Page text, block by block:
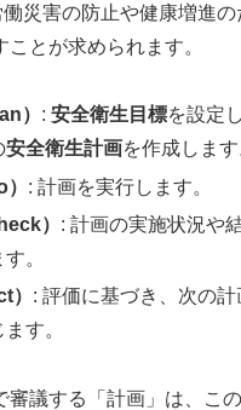
災害の防止や健康増進
とが求められます。
） :安全衛生目標を設定
安全衛生計画を作成します
: 計画を実行します。
） : 計画の実施状況や
。
） : 評価に基づき、次の
す。
審議する「計画」は、こ